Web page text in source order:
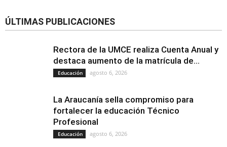
ÚLTIMAS PUBLICACIONES
Rectora de la UMCE realiza Cuenta Anual y
destaca aumento de la matrícula de...
Educación agosto 6, 2026
La Araucanía sella compromiso para
fortalecer la educación Técnico
Profesional
Educación agosto 6, 2026